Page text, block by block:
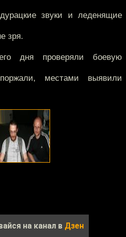
звуки и леденящие
зря.
дня проверяли боевую
местами выявили
на канал в Дзен